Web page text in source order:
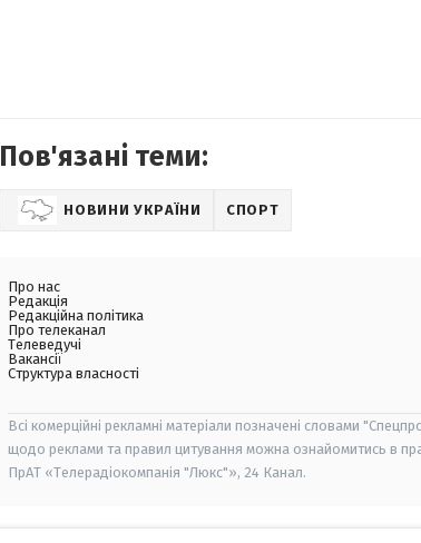
Пов'язані теми:
НОВИНИ УКРАЇНИ СПОРТ
Про нас
Редакція
Редакційна політика
Про телеканал
Телеведучі
Вакансії
Структура власності
Всі комерційні рекламні матеріали позначені словами
щодо реклами та правил цитування можна ознайомитись в
ПрАТ «Телерадіокомпанія "Люкс"», 24 Канал.